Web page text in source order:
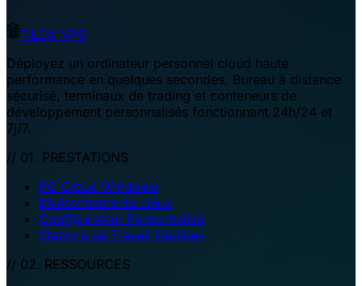
TILDA_VPS
Déployez un ordinateur personnel cloud haute
performance en quelques secondes. Bureau à distance
sécurisé, terminaux de trading et conteneurs de
développement personnalisés fonctionnant 24h/24 et
7j/7.
// 01. PRESTATIONS
PC Cloud Windows
Environnements Linux
Configurateur Personnalisé
Stations de Travail Dédiées
// 02. RESSOURCES